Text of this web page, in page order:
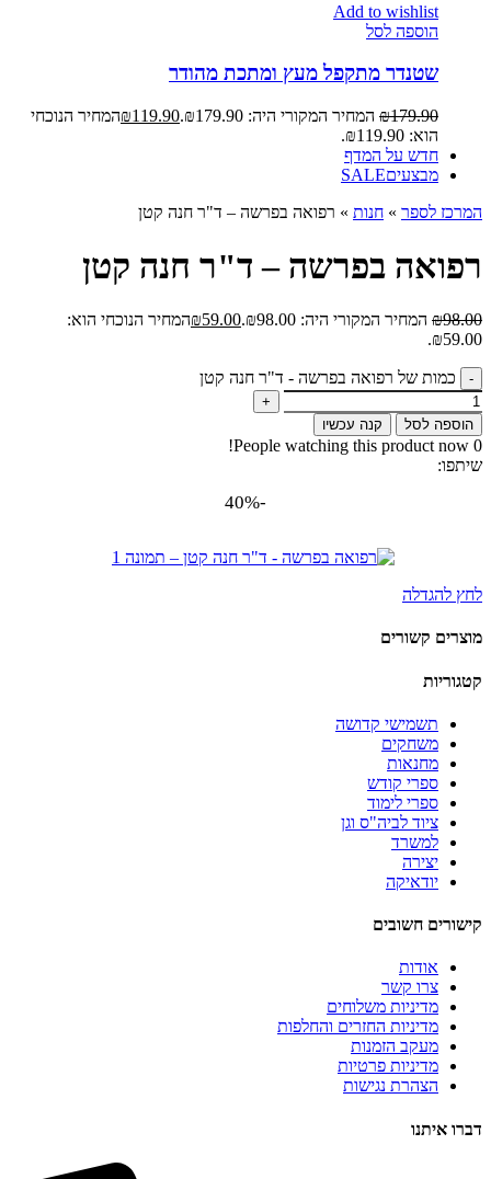
Add to wishlist
הוספה לסל
שטנדר מתקפל מעץ ומתכת מהודר
₪179.90 המחיר המקורי היה: ₪179.90. ₪119.90
המחיר הנוכחי
הוא: ₪119.90.
חדש על המדף
מבצעיםSALE
המרכז לספר » חנות » רפואה בפרשה – ד"ר חנה קטן
רפואה בפרשה – ד"ר חנה קטן
₪98.00 המחיר המקורי היה: ₪98.00. ₪59.00
המחיר הנוכחי הוא:
₪59.00.
כמות של רפואה בפרשה - ד"ר חנה קטן
הוספה לסל קנה עכשיו
0
People watching this product now!
שיתפו:
-40%
לחץ להגדלה
מוצרים קשורים
קטגוריות
תשמישי קדושה
משחקים
מחנאות
ספרי קודש
ספרי לימוד
ציוד לביה"ס וגן
למשרד
יצירה
יודאיקה
קישורים חשובים
אודות
צרו קשר
מדיניות משלוחים
מדיניות החזרים והחלפות
מעקב הזמנות
מדיניות פרטיות
הצהרת נגישות
דברו איתנו